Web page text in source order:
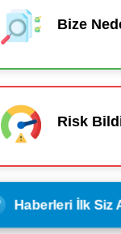
Bize
Risk
Haberleri İlk